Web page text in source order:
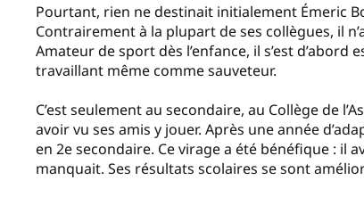
Pourtant, rien ne destinait initialement Émeric
Contrairement à la plupart de ses collègues, il
Amateur de sport dès l’enfance, il s’est
travaillant même comme sauveteur.
C’est seulement au secondaire, au Collège de
avoir vu ses amis y jouer. Après une année
en 2esecondaire. Ce virage a été bénéfique : il
manquait. Ses résultats scolaires se sont